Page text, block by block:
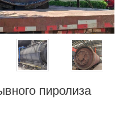
пиролиза